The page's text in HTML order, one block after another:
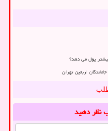
پول می دهد؟
اربعین تهران
نظر دهید